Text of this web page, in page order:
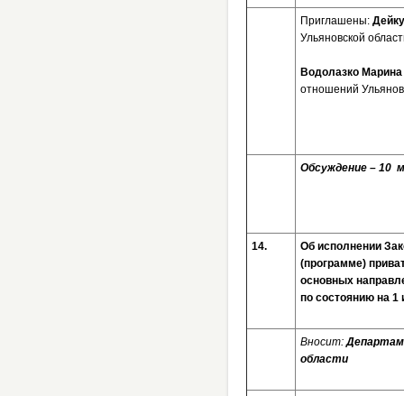
Приглашены:
Ульяновской
Водолазко
отношений
Обсуждение –
14.
Об исполнении
(программе)
основных
по состоянию на 1
Вносит:
области